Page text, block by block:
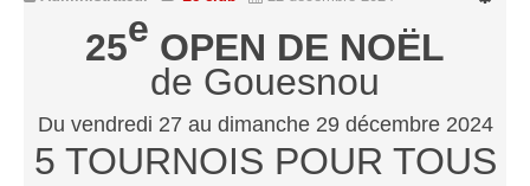
Les horaires
Les bilans sportifs
25e OPEN DE NOËL
de Gouesnou
Du vendredi 27 au dimanche 29 décembre 2024
5 TOURNOIS POUR TOUS